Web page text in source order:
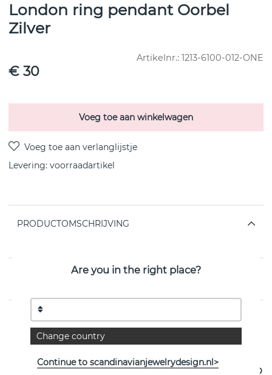
London ring pendant Oorbel
Zilver
Artikelnr.: 1213-6100-012-ONE
€ 30
Voeg toe aan winkelwagen
Levering: voorraadartikel
PRODUCTOMSCHRIJVING
EIGENSCHAPPEN
Bekijk meer artikelen
Are you in the right place?
Change country
Continue to scandinavianjewelrydesign.nl>